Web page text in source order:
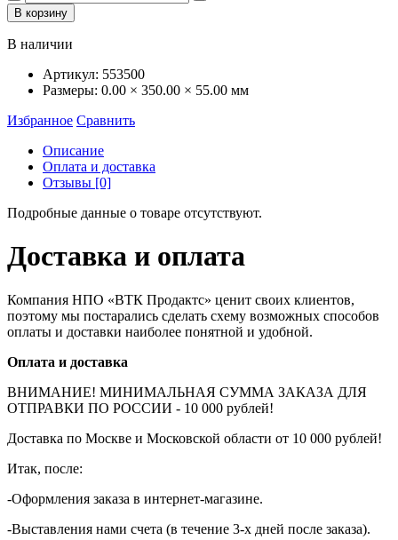
В корзину
В наличии
Артикул: 553500
Размеры: 0.00 × 350.00 × 55.00 мм
Избранное Сравнить
Описание
Оплата и доставка
Отзывы [0]
Подробные данные о товаре отсутствуют.
Доставка и оплата
Компания НПО «ВТК Продактс» ценит своих клиентов,
поэтому мы постарались сделать схему возможных способов
оплаты и доставки наиболее понятной и удобной.
Оплата и доставка
ВНИМАНИЕ! МИНИМАЛЬНАЯ СУММА ЗАКАЗА ДЛЯ
ОТПРАВКИ ПО РОССИИ - 10 000 рублей!
Доставка по Москве и Московской области от 10 000 рублей!
Итак, после:
-Оформления заказа в интернет-магазине.
-Выставления нами счета (в течение 3-х дней после заказа).